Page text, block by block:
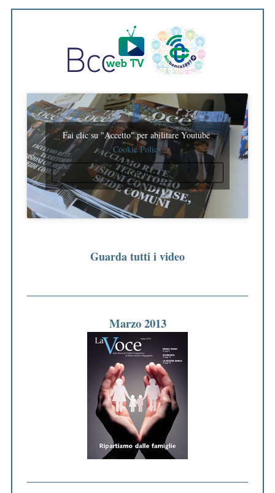
Fai clic su "Accetto" per abilitare Youtube
Cookie Policy
ACCETTO
Guarda tutti i video
Marzo 2013